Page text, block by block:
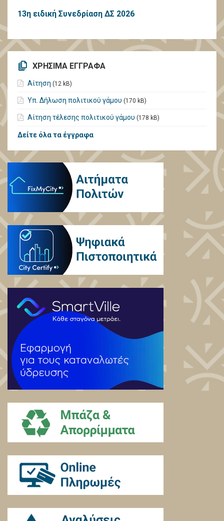
13η ειδική Συνεδρίαση ΔΣ 2026
ΧΡΗΣΙΜΑ ΕΓΓΡΑΦΑ
Αίτηση (12 kB)
Υπ. Δήλωση πολιτικού γάμου (170 kB)
Αίτηση τέλεσης πολιτικού γάμου (178 kB)
Δείτε όλα τα έγγραφα